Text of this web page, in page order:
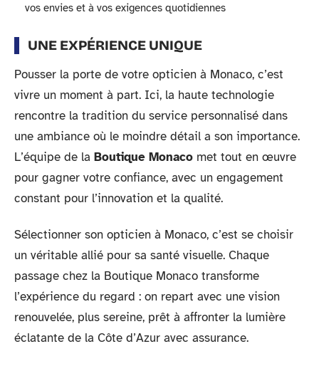
vos envies et à vos exigences quotidiennes
UNE EXPÉRIENCE UNIQUE
Pousser la porte de votre opticien à Monaco, c’est
vivre un moment à part. Ici, la haute technologie
rencontre la tradition du service personnalisé dans
une ambiance où le moindre détail a son importance.
L’équipe de la Boutique Monaco met tout en œuvre
pour gagner votre confiance, avec un engagement
constant pour l’innovation et la qualité.
Sélectionner son opticien à Monaco, c’est se choisir
un véritable allié pour sa santé visuelle. Chaque
passage chez la Boutique Monaco transforme
l’expérience du regard : on repart avec une vision
renouvelée, plus sereine, prêt à affronter la lumière
éclatante de la Côte d’Azur avec assurance.